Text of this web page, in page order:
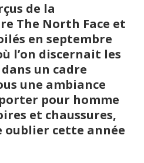
de la
The North Face et
en septembre
l’on discernait les
un cadre
une ambiance
pour homme
et chaussures,
oublier cette année